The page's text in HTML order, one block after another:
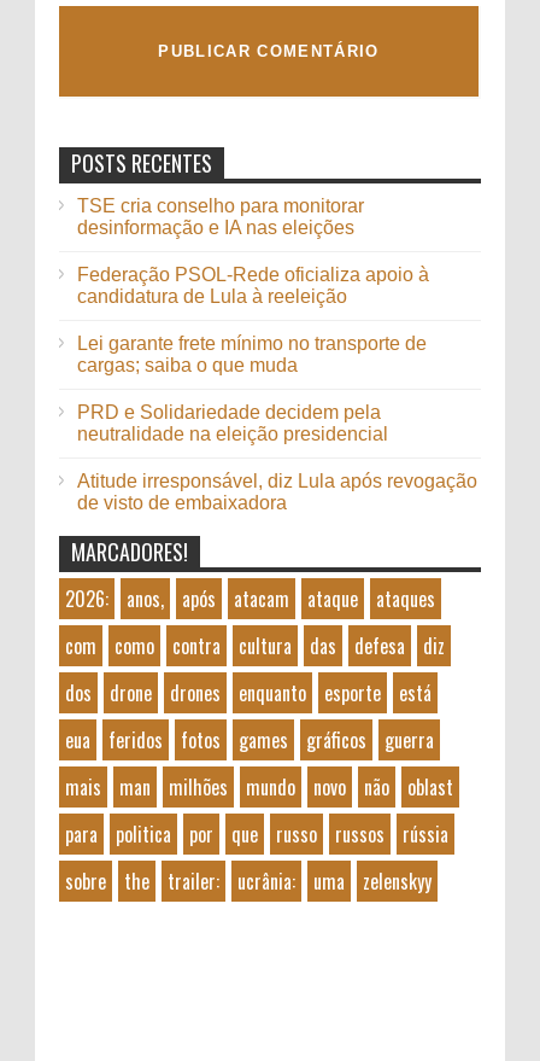
POSTS RECENTES
TSE cria conselho para monitorar
desinformação e IA nas eleições
Federação PSOL-Rede oficializa apoio à
candidatura de Lula à reeleição
Lei garante frete mínimo no transporte de
cargas; saiba o que muda
PRD e Solidariedade decidem pela
neutralidade na eleição presidencial
Atitude irresponsável, diz Lula após revogação
de visto de embaixadora
MARCADORES!
2026: anos, após atacam ataque
ataques
com
como contra cultura das defesa
diz
dos
drone drones enquanto esporte
está
eua
feridos fotos games gráficos
guerra
mais
man milhões mundo novo não
oblast
para
politica por que russo russos
rússia
sobre
the trailer: ucrânia: uma zelenskyy